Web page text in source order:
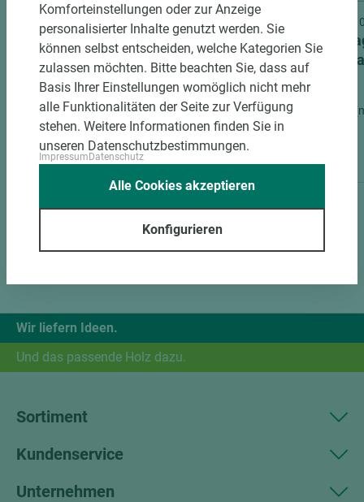
Art.-Nr. 07000001001
Westag Zubehör GetaCore
Spezialklebepistole
Länge (mm)
400
Breite (mm)
400
Stärke (mm)
100
Art.-Nr.
Länge
Wir liefern Ideen.
Und das passende Holz dazu.
Sortiment
Kundenservice
Unternehmen
Komforteinstellungen oder zur Anzeige
personalisierter Inhalte genutzt werden. Sie
können selbst entscheiden, welche Kategorien Sie
zulassen möchten. Bitte beachten Sie, dass auf
Basis Ihrer Einstellungen womöglich nicht mehr
alle Funktionalitäten der Seite zur Verfügung
stehen. Weitere Informationen finden Sie in
unseren Datenschutzbestimmungen.
ImpressumDatenschutz
Konfigurieren
Alle Cookies akzeptieren